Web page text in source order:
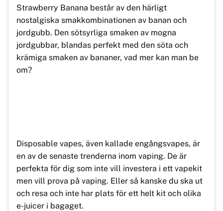
Strawberry Banana består av den härligt
nostalgiska smakkombinationen av banan och
jordgubb. Den sötsyrliga smaken av mogna
jordgubbar, blandas perfekt med den söta och
krämiga smaken av bananer, vad mer kan man be
om?
Disposable vapes, även kallade engångsvapes, är
en av de senaste trenderna inom vaping. De är
perfekta för dig som inte vill investera i ett vapekit
men vill prova på vaping. Eller så kanske du ska ut
och resa och inte har plats för ett helt kit och olika
e-juicer i bagaget.